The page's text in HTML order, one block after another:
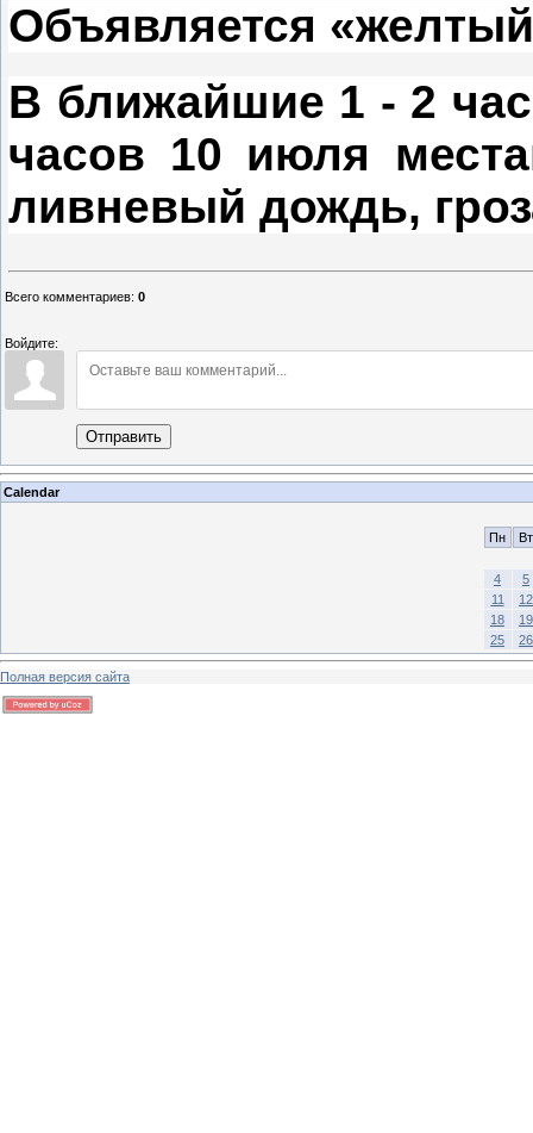
Объявляется
В ближайшие 1 - 2
часов 10 июля
ливневый дождь,
Всего комментариев: 0
Войдите:
Отправить
Calendar
Пн Вт
4
5
11
12
18
19
25
26
Полная версия сайта